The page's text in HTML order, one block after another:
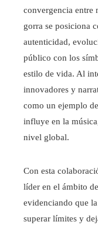
convergencia entre
gorra se posiciona
autenticidad,
público con los
estilo de vida. Al
innovadores y
como un ejemplo
influye en la
nivel global.
Con esta
líder en el ámbito
evidenciando que
superar límites y